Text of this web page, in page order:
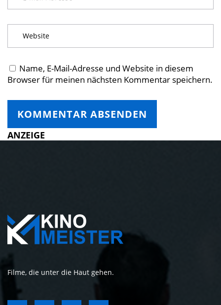
Name, E-Mail-Adresse und Website in diesem
Browser für meinen nächsten Kommentar speichern.
ANZEIGE
Filme, die unter die Haut gehen.